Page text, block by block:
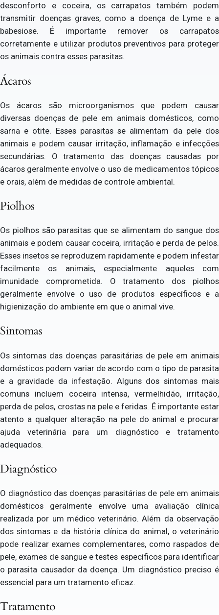
desconforto e coceira, os carrapatos também podem
transmitir doenças graves, como a doença de Lyme e a
babesiose. É importante remover os carrapatos
corretamente e utilizar produtos preventivos para proteger
os animais contra esses parasitas.
Ácaros
Os ácaros são microorganismos que podem causar
diversas doenças de pele em animais domésticos, como
sarna e otite. Esses parasitas se alimentam da pele dos
animais e podem causar irritação, inflamação e infecções
secundárias. O tratamento das doenças causadas por
ácaros geralmente envolve o uso de medicamentos tópicos
e orais, além de medidas de controle ambiental.
Piolhos
Os piolhos são parasitas que se alimentam do sangue dos
animais e podem causar coceira, irritação e perda de pelos.
Esses insetos se reproduzem rapidamente e podem infestar
facilmente os animais, especialmente aqueles com
imunidade comprometida. O tratamento dos piolhos
geralmente envolve o uso de produtos específicos e a
higienização do ambiente em que o animal vive.
Sintomas
Os sintomas das doenças parasitárias de pele em animais
domésticos podem variar de acordo com o tipo de parasita
e a gravidade da infestação. Alguns dos sintomas mais
comuns incluem coceira intensa, vermelhidão, irritação,
perda de pelos, crostas na pele e feridas. É importante estar
atento a qualquer alteração na pele do animal e procurar
ajuda veterinária para um diagnóstico e tratamento
adequados.
Diagnóstico
O diagnóstico das doenças parasitárias de pele em animais
domésticos geralmente envolve uma avaliação clínica
realizada por um médico veterinário. Além da observação
dos sintomas e da história clínica do animal, o veterinário
pode realizar exames complementares, como raspados de
pele, exames de sangue e testes específicos para identificar
o parasita causador da doença. Um diagnóstico preciso é
essencial para um tratamento eficaz.
Tratamento